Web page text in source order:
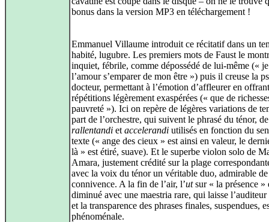
bonus dans la version MP3 en téléchargement !
Emmanuel Villaume introduit ce récitatif dans un
habité, lugubre. Les premiers mots de Faust le
inquiet, fébrile, comme dépossédé de lui-même (« je
l’amour s’emparer de mon être ») puis il creuse la
docteur, permettant à l’émotion d’affleurer en
répétitions légèrement exaspérées (« que de
pauvreté »). Ici on repère de légères variations de
part de l’orchestre, qui suivent le phrasé du ténor,
rallentandi et accelerandi utilisés en fonction du
texte (« ange des cieux » est ainsi en valeur, le
là » est étiré, suave). Et le superbe violon solo de
Amara, justement crédité sur la plage
avec la voix du ténor un véritable duo, admirable de
connivence. A la fin de l’air, l’utsur « la présence »
diminué avec une maestria rare, qui laisse
et la transparence des phrases finales, suspendues,
phénoménale.